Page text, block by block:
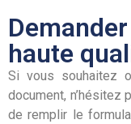
haute
Si vous souhaitez
document, n’hésitez
de remplir le